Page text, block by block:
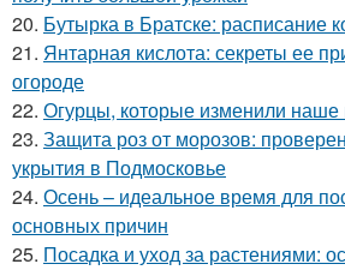
20. Бутырка в Братске: расписание
21. Янтарная кислота: секреты ее
огороде
22. Огурцы, которые изменили наше
23. Защита роз от морозов:
укрытия в Подмосковье
24. Осень – идеальное время для
основных причин
25. Посадка и уход за растениями: